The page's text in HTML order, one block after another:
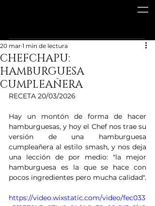
CHEFCHAPU:
HAMBURGUESA
CUMPLEAÑERA
20 mar 1 min de lectura
RECETA 20/03/2026
Hay un montón de forma de hacer
hamburguesas, y hoy el Chef nos trae su
versión de una hamburguesa
cumpleañera al estilo smash, y nos deja
una lección de por medio: "la mejor
hamburguesa es la que se hace con
pocos ingredientes pero mucha calidad".
https://video.wixstatic.com/video/fec033